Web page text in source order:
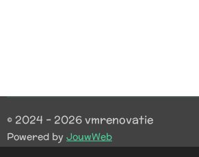
© 2024 - 2026 vmrenovatie
Powered by JouwWeb